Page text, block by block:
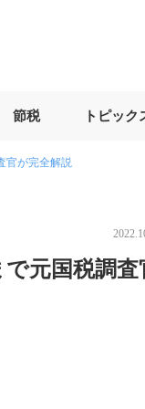
節税 トピック
官が完全解説
元国税調